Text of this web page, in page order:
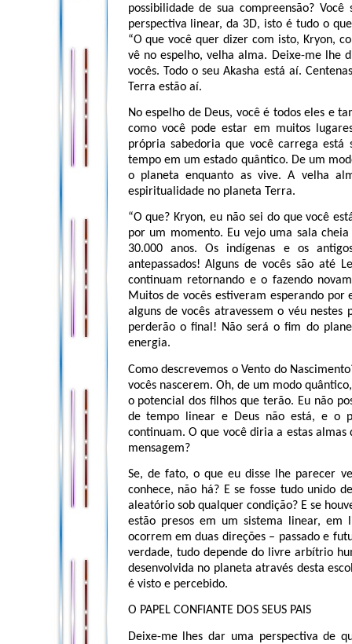
possibilidade de sua compreensão?
perspectiva linear, da 3D, isto é tudo o
“O que você quer dizer com isto, Kryon,
vê no espelho, velha alma. Deixe-me lhe
vocês. Todo o seu Akasha está aí.
Terra estão aí.
No espelho de Deus, você é todos eles e
como você pode estar em muitos
própria sabedoria que você carrega está
tempo em um estado quântico. De um
o planeta enquanto as vive. A velha
espiritualidade no planeta Terra.
“O que? Kryon, eu não sei do que você
por um momento. Eu vejo uma sala
30.000 anos. Os indígenas e os
antepassados! Alguns de vocês são até
continuam retornando e o fazendo
Muitos de vocês estiveram esperando
alguns de vocês atravessem o véu
perderão o final! Não será o fim do
energia.
Como descrevemos o Vento do
vocês nascerem. Oh, de um modo
o potencial dos filhos que terão. Eu não
de tempo linear e Deus não está, e o
continuam. O que você diria a estas
mensagem?
Se, de fato, o que eu disse lhe parecer
conhece, não há? E se fosse tudo unido
aleatório sob qualquer condição? E se
estão presos em um sistema linear, em
ocorrem em duas direções – passado e
verdade, tudo depende do livre arbítrio
desenvolvida no planeta através desta
é visto e percebido.
O PAPEL CONFIANTE DOS SEUS PAIS
Deixe-me lhes dar uma perspectiva de